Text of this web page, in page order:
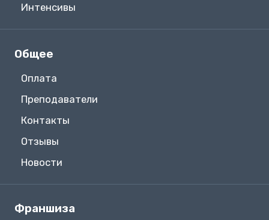
Интенсивы
Общее
Оплата
Преподаватели
Контакты
Отзывы
Новости
Франшиза